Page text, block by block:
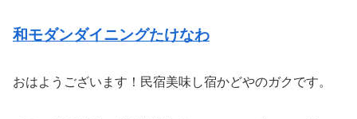
和モダンダイニングたけなわ
おはようございます！民宿美味し宿かどやのガクです。